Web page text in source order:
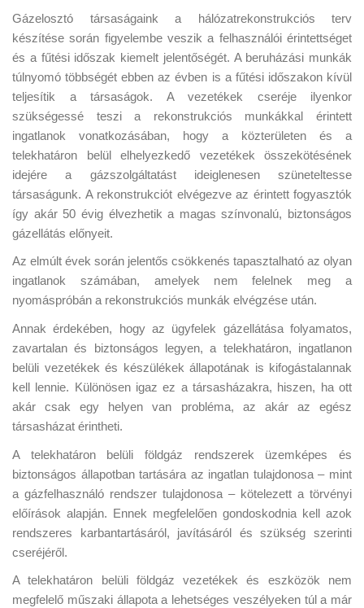
Gázelosztó társaságaink a hálózatrekonstrukciós terv
készítése során figyelembe veszik a felhasználói érintettséget
és a fűtési időszak kiemelt jelentőségét. A beruházási munkák
túlnyomó többségét ebben az évben is a fűtési időszakon kívül
teljesítik a társaságok. A vezetékek cseréje ilyenkor
szükségessé teszi a rekonstrukciós munkákkal érintett
ingatlanok vonatkozásában, hogy a közterületen és a
telekhatáron belül elhelyezkedő vezetékek összekötésének
idejére a gázszolgáltatást ideiglenesen szüneteltesse
társaságunk. A rekonstrukciót elvégezve az érintett fogyasztók
így akár 50 évig élvezhetik a magas színvonalú, biztonságos
gázellátás előnyeit.
Az elmúlt évek során jelentős csökkenés tapasztalható az olyan
ingatlanok számában, amelyek nem felelnek meg a
nyomáspróbán a rekonstrukciós munkák elvégzése után.
Annak érdekében, hogy az ügyfelek gázellátása folyamatos,
zavartalan és biztonságos legyen, a telekhatáron, ingatlanon
belüli vezetékek és készülékek állapotának is kifogástalannak
kell lennie.
Különösen igaz ez a társasházakra, hiszen, ha ott
akár csak egy helyen van probléma, az akár az egész
társasházat érintheti.
A telekhatáron belüli földgáz rendszerek üzemképes és
biztonságos állapotban tartására az ingatlan tulajdonosa – mint
a gázfelhasználó rendszer tulajdonosa – kötelezett a törvényi
előírások alapján. Ennek megfelelően gondoskodnia kell azok
rendszeres karbantartásáról, javításáról és szükség szerinti
cseréjéről.
A telekhatáron belüli földgáz vezetékek és eszközök nem
megfelelő műszaki állapota a lehetséges veszélyeken túl a már